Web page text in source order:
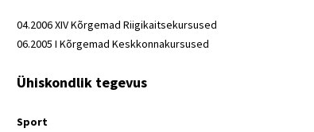
04.2006 XIV Kõrgemad Riigikaitsekursused
06.2005 I Kõrgemad Keskkonnakursused
Ühiskondlik tegevus
Sport